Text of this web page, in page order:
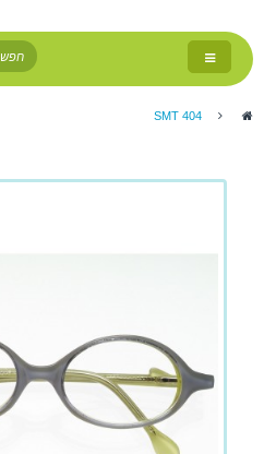
Toggle
navigation
>